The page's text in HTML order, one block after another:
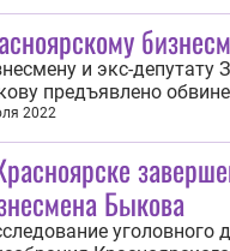
и экс-
предъявлено
ст. 210 УК РФ) и
Об этом ИА
управлении
2022
Быкова
уголовного